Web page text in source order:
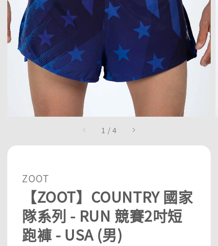
1 /4
ZOOT
【ZOOT】COUNTRY 國家
隊系列 - RUN 競賽2吋短
跑褲 - USA (男)